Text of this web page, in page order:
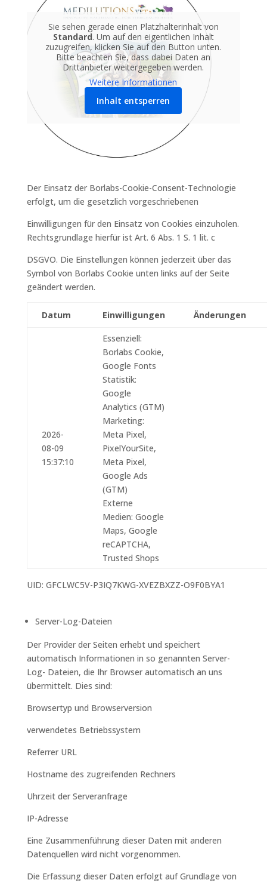
Sie sehen gerade einen Platzhalterinhalt von
Standard. Um auf den eigentlichen Inhalt
zuzugreifen, klicken Sie auf den Button unten.
Bitte beachten Sie, dass dabei Daten an
Drittanbieter weitergegeben werden.
Weitere Informationen
Inhalt entsperren
Der Einsatz der Borlabs-Cookie-Consent-Technologie
erfolgt, um die gesetzlich vorgeschriebenen
Einwilligungen für den Einsatz von Cookies einzuholen.
Rechtsgrundlage hierfür ist Art. 6 Abs. 1 S. 1 lit. c
DSGVO. Die Einstellungen können jederzeit über das
Symbol von Borlabs Cookie unten links auf der Seite
geändert werden.
Datum Einwilligungen Änderungen
2026-
08-09
15:37:10
Essenziell:
Borlabs Cookie,
Google Fonts
Statistik:
Google
Analytics (GTM)
Marketing:
Meta Pixel,
PixelYourSite,
Meta Pixel,
Google Ads
(GTM)
Externe
Medien: Google
Maps, Google
reCAPTCHA,
Trusted Shops
UID: GFCLWC5V-P3IQ7KWG-XVEZBXZZ-O9F0BYA1
Server-Log-Dateien
Der Provider der Seiten erhebt und speichert
automatisch Informationen in so genannten Server-
Log- Dateien, die Ihr Browser automatisch an uns
übermittelt. Dies sind:
Browsertyp und Browserversion
verwendetes Betriebssystem
Referrer URL
Hostname des zugreifenden Rechners
Uhrzeit der Serveranfrage
IP-Adresse
Eine Zusammenführung dieser Daten mit anderen
Datenquellen wird nicht vorgenommen.
Die Erfassung dieser Daten erfolgt auf Grundlage von